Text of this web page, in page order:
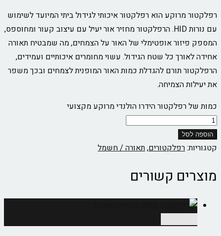
רפלקטור מרוקע הוא רפלקטור איכותי לגידול ביתי המיועד לשימוש
עם נורות HID. הרפלקטור מחזיר אור יעיל עם עיצוב קעור ומחוספס,
המספק פיזור אופטימלי של האור על הצמחים, מה שמבטיח תאורה
אחידה לאורך כל שטח הגידול. עשוי מחומרים איכותיים ועמידים,
הרפלקטור תורם להגדלת כמות האור המופנית לצמחים ובכך משפר
את יעילות הצמיחה.
כמות של רפלקטור הידרו הולנדי מרוקע מקצועי
הוספה לסל
קטגוריות:רפלקטורים,תאורה / חשמל
מוצרים קשורים